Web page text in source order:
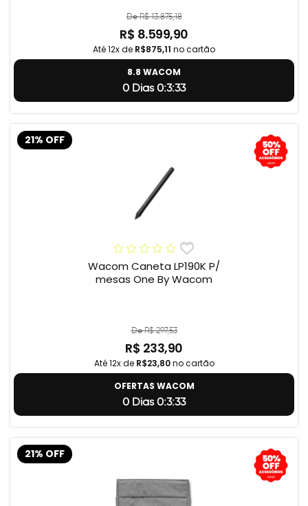
De R$ 13.875,18
R$ 8.599,90
Até 12x de R$875,11 no cartão
8.8 WACOM
0 Dias 0:3:32
21% OFF
Wacom Caneta LP190K P/
mesas One By Wacom
De R$ 297,53
R$ 233,90
Até 12x de R$23,80no cartão
OFERTAS WACOM
0 Dias 0:3:32
21% OFF